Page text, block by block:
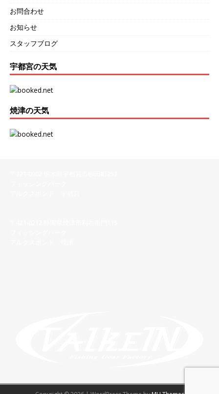
お問合わせ
お知らせ
スタッフブログ
宇都宮の天気
焼津の天気